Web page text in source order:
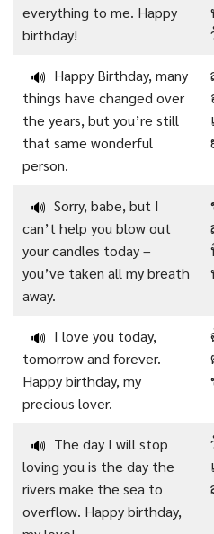
everything to me. Happy
birthday!
🔊 Happy Birthday, many
things have changed over
the years, but you’re still
that same wonderful
person.
🔊 Sorry, babe, but I
can’t help you blow out
your candles today –
you’ve taken all my breath
away.
🔊 I love you today,
tomorrow and forever.
Happy birthday, my
precious lover.
🔊 The day I will stop
loving you is the day the
rivers make the sea to
overflow. Happy birthday,